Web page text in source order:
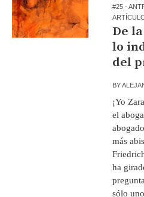
#25 -
De
lo
del
BY
¡Yo
el
más
ha
sólo